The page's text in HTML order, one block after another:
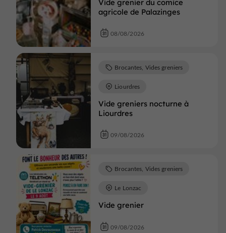
Vide grenier du comice
agricole de Palazinges
08/08/2026
Vide greniers nocturne à
Liourdres
Brocantes, Vides greniers
Liourdres
09/08/2026
Vide grenier
Brocantes, Vides greniers
Le Lonzac
09/08/2026